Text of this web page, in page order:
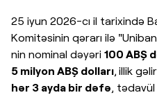
25 iyun 2026-cı il tarixində
Komitəsinin qərarı ilə
nin nominal dəyəri 100 ABŞ
5 milyon ABŞ dolları, illik
hər 3 ayda bir dəfə,